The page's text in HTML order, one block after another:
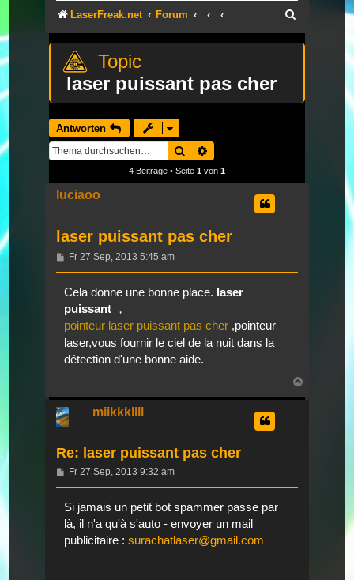
LaserFreak.net Forum
laser puissant pas cher
Antworten
Suche
4 Beiträge • Seite 1 von 1
luciaoo
laser puissant pas cher
Beitrag
Fr 27 Sep, 2013 5:45 am
Cela donne une bonne place. laser
puissant ，
pointeur laser puissant pas cher ,pointeur
laser,vous fournir le ciel de la nuit dans la
détection d'une bonne aide.
miikkkllll
Re: laser puissant pas cher
Beitrag
Fr 27 Sep, 2013 9:32 am
Si jamais un petit bot spammer passe par
là, il n'a qu'à s'auto - envoyer un mail
publicitaire : surachatlaser@gmail.com